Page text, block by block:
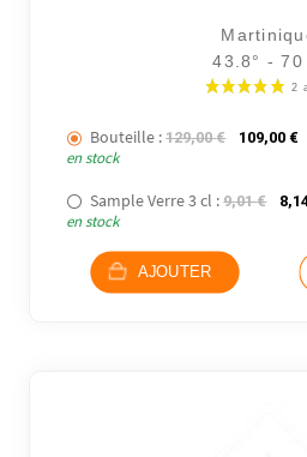
43.8° - 70
Bouteille : 129,00€ Le prix
109,00 €
en stock
Sample Verre 3 cl : 9,01€ Le
en stock
AJOUTER